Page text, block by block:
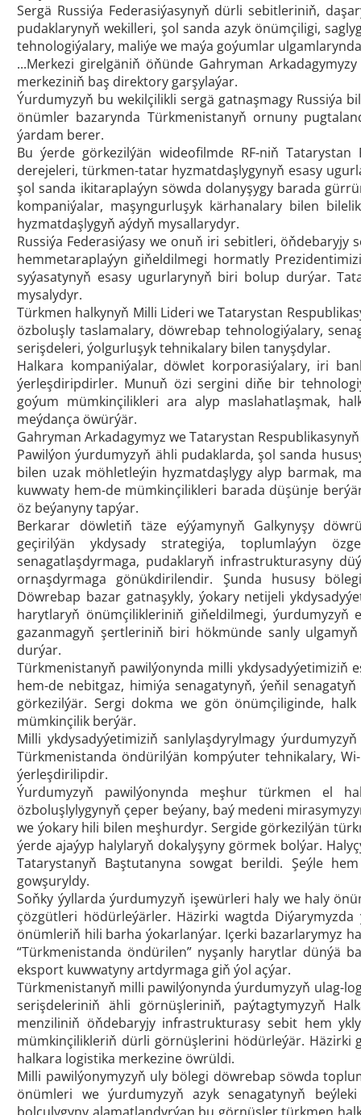
Sergä Russiýa Federasiýasynyň dürli sebitleriniň,
pudaklarynyň wekilleri, şol sanda azyk önümçiligi,
tehnologiýalary, maliýe we maýa goýumlar
...Merkezi girelgäniň öňünde Gahryman
merkeziniň baş direktory garşylaýar.
Ýurdumyzyň bu wekilçilikli sergä gatnaşmagy Russiýa
önümler bazarynda Türkmenistanyň ornuny
ýardam berer.
Bu ýerde görkezilýän wideofilmde RF-niň
derejeleri, türkmen-tatar hyzmatdaşlygynyň esasy
şol sanda ikitaraplaýyn söwda dolanyşygy barada
kompaniýalar, maşyngurluşyk kärhanalary bilen
hyzmatdaşlygyň aýdyň mysallarydyr.
Russiýa Federasiýasy we onuň iri sebitleri,
hemmetaraplaýyn giňeldilmegi hormatly
syýasatynyň esasy ugurlarynyň biri bolup durýar.
mysalydyr.
Türkmen halkynyň Milli Lideri we Tatarystan
özboluşly taslamalary, döwrebap tehnologiýalary,
serişdeleri, ýolgurluşyk tehnikalary bilen tanyşdylar.
Halkara kompaniýalar, döwlet korporasiýalary, iri
ýerleşdiripdirler. Munuň özi sergini diňe bir
goýum mümkinçilikleri ara alyp maslahatlaşmak,
meýdança öwürýär.
Gahryman Arkadagymyz we Tatarystan
Pawilýon ýurdumyzyň ähli pudaklarda, şol sanda
bilen uzak möhletleýin hyzmatdaşlygy alyp barmak,
kuwwaty hem-de mümkinçilikleri barada düşünje
öz beýanyny tapýar.
Berkarar döwletiň täze eýýamynyň Galkynyşy
geçirilýän ykdysady strategiýa, toplumlaýyn
senagatlaşdyrmaga, pudaklaryň infrastrukturasyny
ornaşdyrmaga gönükdirilendir. Şunda hususy
Döwrebap bazar gatnaşykly, ýokary netijeli
harytlaryň önümçilikleriniň giňeldilmegi,
gazanmagyň şertleriniň biri hökmünde sanly
durýar.
Türkmenistanyň pawilýonynda milli ykdysadyýetimiziň
hem-de nebitgaz, himiýa senagatynyň, ýeňil
görkezilýär. Sergi dokma we gön önümçiliginde,
mümkinçilik berýär.
Milli ykdysadyýetimiziň sanlylaşdyrylmagy
Türkmenistanda öndürilýän kompýuter tehnikalary,
ýerleşdirilipdir.
Ýurdumyzyň pawilýonynda meşhur türkmen el
özboluşlylygynyň çeper beýany, baý medeni
we ýokary hili bilen meşhurdyr. Sergide görkezilýän
ýerde ajaýyp halylaryň dokalyşyny görmek bolýar.
Tatarystanyň Baştutanyna sowgat berildi. Şeýle
gowşuryldy.
Soňky ýyllarda ýurdumyzyň işewürleri haly we haly
çözgütleri hödürleýärler. Häzirki wagtda
önümleriň hili barha ýokarlanýar. Içerki bazarlarymyz
“Türkmenistanda öndürilen” nyşanly harytlar dünýä
eksport kuwwatyny artdyrmaga giň ýol açýar.
Türkmenistanyň milli pawilýonynda ýurdumyzyň ulag-
serişdeleriniň ähli görnüşleriniň, paýtagtymyzyň
menziliniň öňdebaryjy infrastrukturasy sebit hem
mümkinçilikleriň dürli görnüşlerini hödürleýär.
halkara logistika merkezine öwrüldi.
Milli pawilýonymyzyň uly bölegi döwrebap söwda
önümleri we ýurdumyzyň azyk senagatynyň
bolçulygyny alamatlandyrýan bu görnüşler türkmen